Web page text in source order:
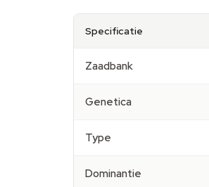
Specificatie
Zaadbank
Genetica
Type
Dominantie